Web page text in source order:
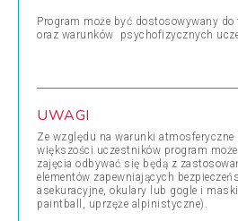
Program może być dostosowywany
oraz warunków psychofizycznych
UWAGI
Ze względu na warunki
większości uczestników program
zajęcia odbywać się będą z
elementów zapewniających
asekuracyjne, okulary lub gogle i
paintball, uprzęże alpinistyczne).